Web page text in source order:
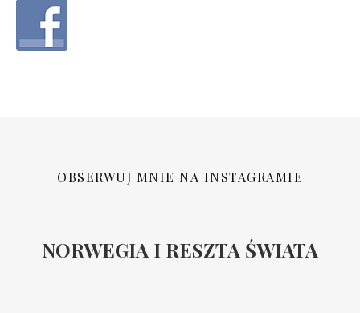
OBSERWUJ MNIE NA INSTAGRAMIE
NORWEGIA I RESZTA ŚWIATA